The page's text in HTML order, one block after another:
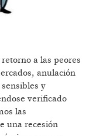
a las peores
anulación
y
verificado
las
una recesión